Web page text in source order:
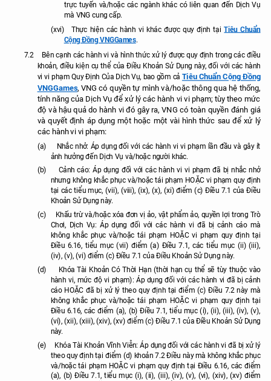
trực tuyến và/hoặc các ngành khác có liên quan đến Dịch Vụ
mà VNG cung cấp.
(xvi)
Thực hiện các hành vi khácđượcquy định tạiTiêu Chuẩn
Cộng Đồng VNGGames.
7.2
Bên cạnh các hành vi và hình thức xử lý được quy định trong các điều
khoản, điều kiện cụ thể của Điều Khoản Sử Dụng này, đối với các hành
vi vi phạm Quy Định Của Dịch Vụ, bao gồm cả Tiêu Chuẩn Cộng Đồng
VNGGames, VNG có quyền tự mình và/hoặc thông qua hệ thống,
tính năng của Dịch Vụ để xử lý các hành vi vi phạm; tùy theo mức
độ và hậu quả do hành vi đó gây ra, VNG có toàn quyền đánh giá
và quyết định áp dụng một hoặc một vài hình thức sau để xử lý
các hành vi vi phạm:
(a)
Nhắc nhở: Áp dụng đối với các hành vi vi phạm lần đầu và gây ít
ảnh hưởng đến Dịch Vụ và/hoặc người khác.
(b)
Cảnh cáo: Áp dụng đối với các hành vi vi phạm đã bị nhắc nhở
nhưng không khắc phục và/hoặc tái phạm HOẶC vi phạm quy định
tại các tiểu mục, (vii), (viii), (ix), (x), (xi) điểm (c) Điều 7.1 của Điều
Khoản Sử Dụng này.
(c)
Khấu trừ và/hoặc xóa đơn vị ảo, vật phẩm ảo, quyền lợi trong Trò
Chơi, Dịch Vụ: Áp dụng đối với các hành vi đã bị cảnh cáo mà
không khắc phục và/hoặc tái phạm HOẶC vi phạm quy định tại
Điều 6.16, tiểu mục (vii) điểm (a) Điều 7.1, các tiểu mục (ii) (iii),
(iv), (v), (vi) điểm (c) Điều 7.1 của Điều Khoản Sử Dụng này.
(d)
Khóa Tài Khoản Có Thời Hạn (thời hạn cụ thể sẽ tùy thuộc vào
hành vi, mức độ vi phạm): Áp dụng đối với các hành vi đã bị cảnh
cáo HOẶC đã bị xử lý theo quy định tại điểm (c) Điều 7.2 này mà
không khắc phục và/hoặc tái phạm HOẶC vi phạm quy định tại
Điều 6.16, các điểm (a), (b) Điều 7.1, tiểu mục (i), (ii), (iii), (iv), (v),
(vi), (xii), (xiii), (xiv), (xv) điểm (c) Điều 7.1 của Điều Khoản Sử Dụng
này.
(e)
Khóa Tài Khoản Vĩnh Viễn: Áp dụng đối với các hành vi đã bị xử lý
theo quy định tại điểm (d) khoản 7.2 Điều này mà không khắc phục
và/hoặc tái phạm HOẶC vi phạm quy định tại Điều 6.16, các điểm
(a), (b) Điều 7.1, tiểu mục (i), (ii), (iii), (iv), (v), (vi), (xiv), (xv) điểm